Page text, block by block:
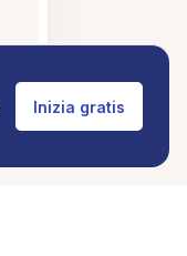
Inizia gratis